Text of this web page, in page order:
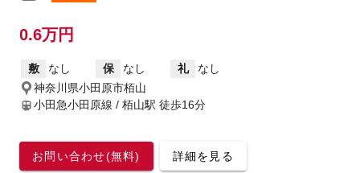
0.6万円
敷 なし 保 なし 礼
なし
神奈川県小田原市栢山
小田急小田原線 / 栢山駅 徒歩16分
お問い合わせ(無料) 詳細を見る